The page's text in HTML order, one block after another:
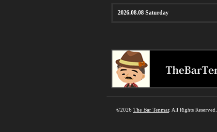
2026.08.08 Saturday
©2026 The Bar Tenmar. All Rights Reserved.